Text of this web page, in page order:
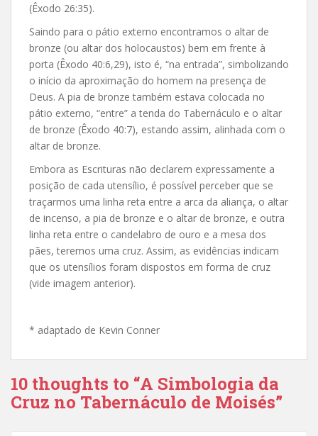
(Êxodo 26:35).
Saindo para o pátio externo encontramos o altar de
bronze (ou altar dos holocaustos) bem em frente à
porta (Êxodo 40:6,29), isto é, “na entrada”, simbolizando
o início da aproximação do homem na presença de
Deus. A pia de bronze também estava colocada no
pátio externo, “entre” a tenda do Tabernáculo e o altar
de bronze (Êxodo 40:7), estando assim, alinhada com o
altar de bronze.
Embora as Escrituras não declarem expressamente a
posição de cada utensílio, é possível perceber que se
traçarmos uma linha reta entre a arca da aliança, o altar
de incenso, a pia de bronze e o altar de bronze, e outra
linha reta entre o candelabro de ouro e a mesa dos
pães, teremos uma cruz. Assim, as evidências indicam
que os utensílios foram dispostos em forma de cruz
(vide imagem anterior).
* adaptado de Kevin Conner
10 thoughts to “A Simbologia da
Cruz no Tabernáculo de Moisés”